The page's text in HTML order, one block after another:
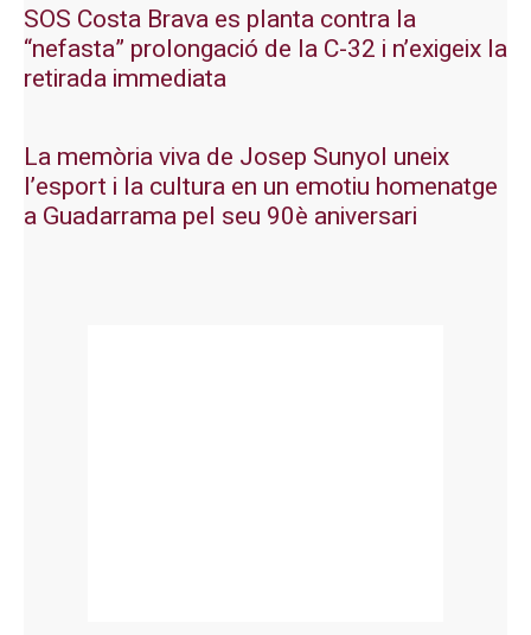
SOS Costa Brava es planta contra la
“nefasta” prolongació de la C-32 i n’exigeix la
retirada immediata
La memòria viva de Josep Sunyol uneix
l’esport i la cultura en un emotiu homenatge
a Guadarrama pel seu 90è aniversari